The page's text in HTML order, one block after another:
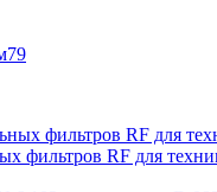
79
фильтров RF для